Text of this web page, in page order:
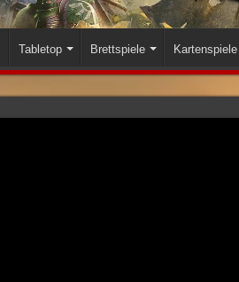
Tabletop Brettspiele Kartenspiele